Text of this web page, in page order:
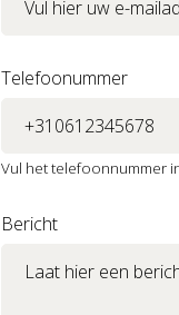
Telefoonummer
Vul het telefoonnummer
Bericht